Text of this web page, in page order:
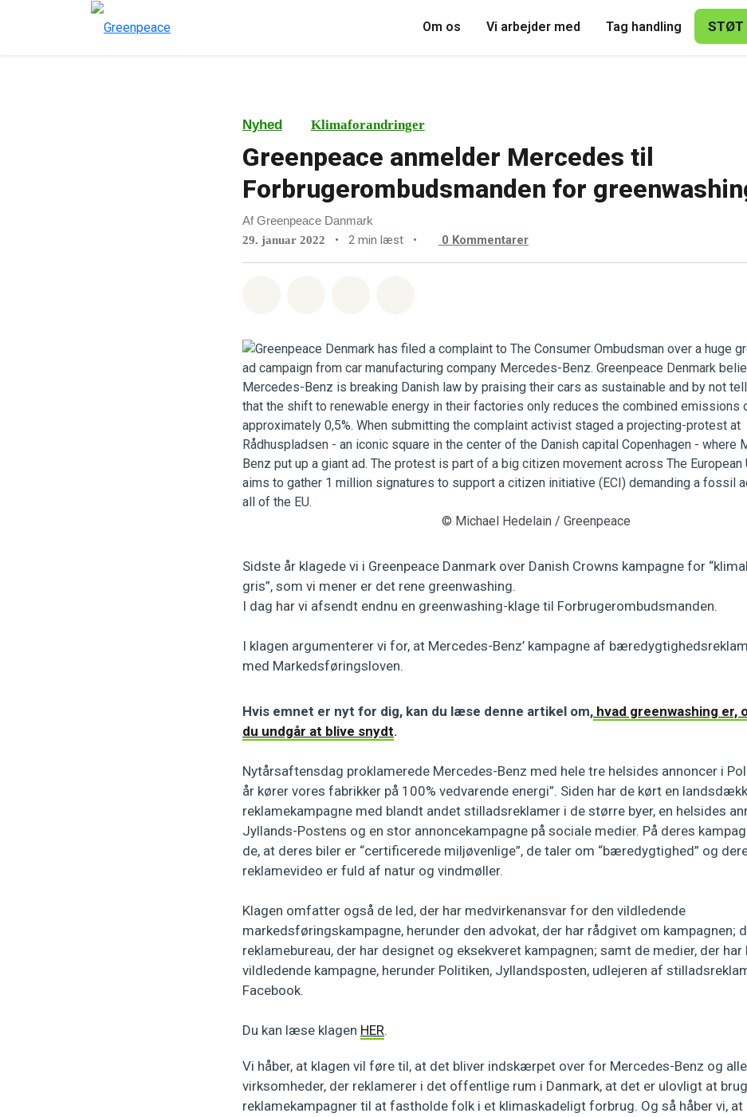
Om os Vi arbejder med Tag handling STØT
Nyhed Klimaforandringer
Greenpeace anmelder Mercedes til
Forbrugerombudsmanden for
Af Greenpeace Danmark
29. januar 2022 • 2 min læst • 0 Kommentarer
© Michael Hedelain / Greenpeace
Sidste år klagede vi i Greenpeace Danmark over Danish Crowns kampagne for
gris”, som vi mener er det rene greenwashing.
I dag har vi afsendt endnu en greenwashing-klage til Forbrugerombudsmanden.
I klagen argumenterer vi for, at Mercedes-Benz’ kampagne af
med Markedsføringsloven.
Hvis emnet er nyt for dig, kan du læse denne artikel om, hvad greenwashing er,
du undgår at blive snydt.
Nytårsaftensdag proklamerede Mercedes-Benz med hele tre helsides annoncer i
år kører vores fabrikker på 100% vedvarende energi”. Siden har de kørt en
reklamekampagne med blandt andet stilladsreklamer i de større byer, en helsides
Jyllands-Postens og en stor annoncekampagne på sociale medier. På deres
de, at deres biler er “certificerede miljøvenlige”, de taler om “bæredygtighed” og
reklamevideo er fuld af natur og vindmøller.
Klagen omfatter også de led, der har medvirkenansvar for den vildledende
markedsføringskampagne, herunder den advokat, der har rådgivet om kampagnen;
reklamebureau, der har designet og eksekveret kampagnen; samt de medier, der har
vildledende kampagne, herunder Politiken, Jyllandsposten, udlejeren af
Facebook.
Du kan læse klagen HER.
Vi håber, at klagen vil føre til, at det bliver indskærpet over for Mercedes-Benz og
virksomheder, der reklamerer i det offentlige rum i Danmark, at det er ulovligt at
reklamekampagner til at fastholde folk i et klimaskadeligt forbrug. Og så håber vi,